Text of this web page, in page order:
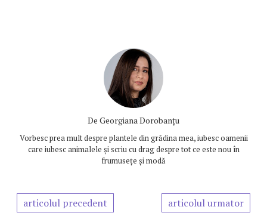
De Georgiana Dorobanțu
Vorbesc prea mult despre plantele din grădina mea, iubesc oamenii
care iubesc animalele și scriu cu drag despre tot ce este nou în
frumusețe și modă
articolul precedent articolul urmator